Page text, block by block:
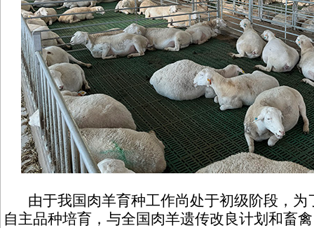
由于我国肉羊育种工作尚处于初级阶段，为
自主品种培育，与全国肉羊遗传改良计划和畜